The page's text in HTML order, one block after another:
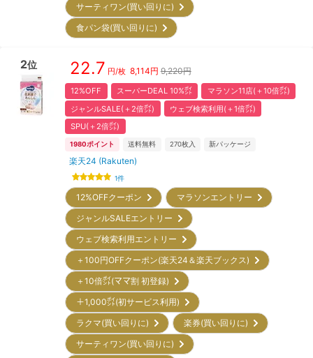
サーティワン(買い回りに)
食パン袋(買い回りに)
2位 22.7 円/枚 8,114円 9,220円
12%OFF スーパーDEAL 10%㌽
マラソン11店(＋10倍㌽)
ジャンルSALE(＋2倍㌽)
ウェブ検索利用(＋1倍㌽)
SPU(＋2倍㌽)
1980ポイント 送料無料 270枚入 新パッケージ
楽天24 (Rakuten)
1件
12%OFFクーポン
マラソンエントリー
ジャンルSALEエントリー
ウェブ検索利用エントリー
＋100円OFFクーポン(楽天24＆楽天ブックス)
＋10倍㌽(ママ割 初登録)
＋1,000㌽(初サービス利用)
ラクマ(買い回りに)
楽券(買い回りに)
サーティワン(買い回りに)